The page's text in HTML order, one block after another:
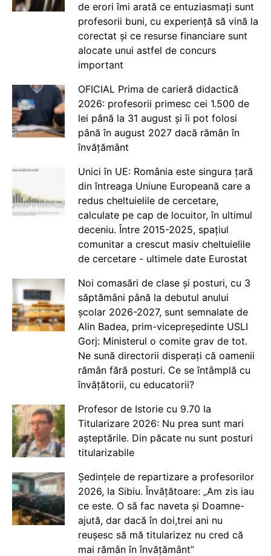
de erori îmi arată ce entuziasmați sunt
profesorii buni, cu experiență să vină la
corectat și ce resurse financiare sunt
alocate unui astfel de concurs
important
OFICIAL Prima de carieră didactică
2026: profesorii primesc cei 1.500 de
lei până la 31 august și îi pot folosi
până în august 2027 dacă rămân în
învățământ
Unici în UE: România este singura țară
din întreaga Uniune Europeană care a
redus cheltuielile de cercetare,
calculate pe cap de locuitor, în ultimul
deceniu. Între 2015-2025, spațiul
comunitar a crescut masiv cheltuielile
de cercetare - ultimele date Eurostat
Noi comasări de clase și posturi, cu 3
săptămâni până la debutul anului
școlar 2026-2027, sunt semnalate de
Alin Badea, prim-vicepreședinte USLI
Gorj: Ministerul o comite grav de tot.
Ne sună directorii disperați că oamenii
rămân fără posturi. Ce se întâmplă cu
învățătorii, cu educatorii?
Profesor de Istorie cu 9.70 la
Titularizare 2026: Nu prea sunt mari
așteptările. Din păcate nu sunt posturi
titularizabile
Ședințele de repartizare a profesorilor
2026, la Sibiu. Învățătoare: „Am zis iau
ce este. O să fac naveta și Doamne-
ajută, dar dacă în doi,trei ani nu
reușesc să mă titularizez nu cred că
mai rămân în învățământ”